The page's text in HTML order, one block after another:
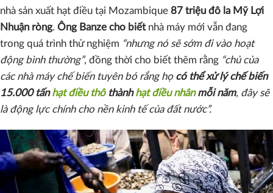
nhà sản xuất hạt điều tại Mozambique 87 triệu đô la Mỹ Lợi
Nhuận ròng. Ông Banze cho biếtnhà máy mới vẫn đang
trong quá trình thử nghiệm “nhưng nó sẽ sớm đi vào hoạt
động bình thường”, đồng thời cho biết thêm rằng “chủ của
các nhà máy chế biến tuyên bó rắng họcó thể xử lý chế biến
15.000 tấnhạt điều thôthànhhạt điều nhânmỗi năm, đây sẽ
là động lực chính cho nền kinh tế của đất nước”.